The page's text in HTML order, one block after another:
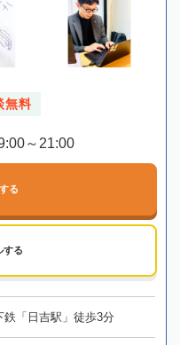
無料
～21:00
る
する
「日吉駅」徒歩3分